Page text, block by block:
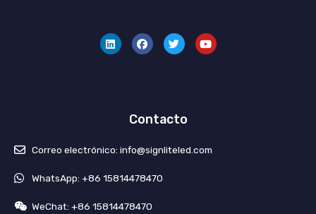
n
k
c
e
r
j
u
T
Contacto
Correo electrónico: info@signliteled.com
WhatsApp: +86 15814478470
WeChat: +86 15814478470